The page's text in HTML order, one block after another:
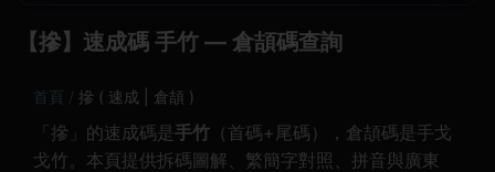
【摻】速成碼 手竹 — 倉頡碼查詢
首頁 摻 ( 速成 | 倉頡 )
「摻」的速成碼是 手竹 （首碼+尾碼），倉頡碼是手戈
戈竹。本頁提供拆碼圖解、繁簡字對照、拼音與廣東